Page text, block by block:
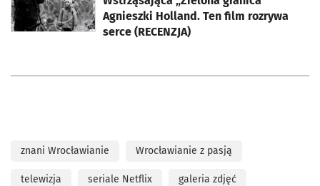
Agnieszki Holland. Ten film rozrywa
serce (RECENZJA)
znani Wrocławianie Wrocławianie z pasją
telewizja seriale Netflix galeria zdjęć